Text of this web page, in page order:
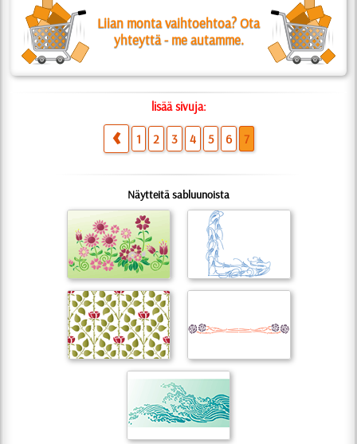
Liian monta vaihtoehtoa? Ota
yhteyttä - me autamme.
lisää sivuja:
1 2 3 4 5 6 7
Näytteitä sabluunoista